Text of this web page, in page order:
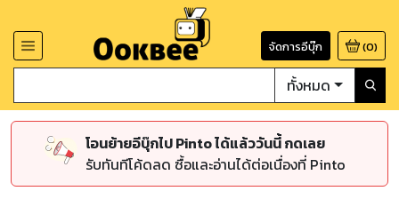
จัดการอีบุ๊ก (0)
ทั้งหมด
โอนย้ายอีบุ๊กไป Pinto ได้แล้ววันนี้ กดเลย
รับทันทีโค้ดลด ซื้อและอ่านได้ต่อเนื่องที่ Pinto